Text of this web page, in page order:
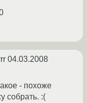
04.03.2008
- похоже
собрать. :(